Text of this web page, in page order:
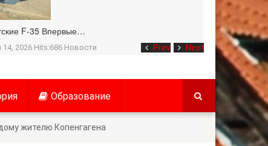
Prev Next
F-35 Впервые…
14, 2026 Hits:686 Новости
Образование
жителю Копенгагена